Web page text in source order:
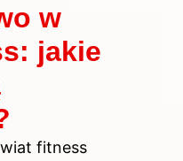
w
jakie
fitness